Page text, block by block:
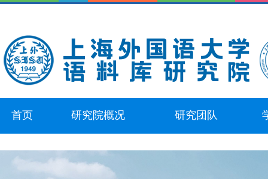
首页 研究院概况 研究团队